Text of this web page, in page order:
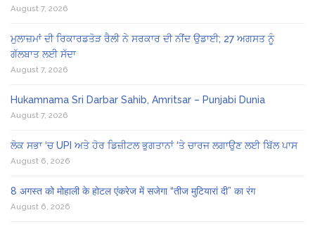
August 7, 2026
ਮੁਲਾਜ਼ਮਾਂ ਦੀ ਰਿਕਾਰਡਤੋੜ ਰੈਲੀ ਨੇ ਸਰਕਾਰ ਦੀ ਨੀਂਦ ਉਡਾਈ; 27 ਅਗਸਤ ਨੂੰ
ਗੱਲਬਾਤ ਲਈ ਸੱਦਾ
August 7, 2026
Hukamnama Sri Darbar Sahib, Amritsar – Punjabi Dunia
August 7, 2026
ਲੋਕ ਸਭਾ ‘ਚ UPI ਅਤੇ ਹੋਰ ਡਿਜ਼ੀਟਲ ਭੁਗਤਾਨਾਂ ‘ਤੇ ਚਾਰਜ ਲਗਾਉਣ ਲਈ ਬਿੱਲ ਪਾਸ
August 6, 2026
8 अगस्त को मोहाली के होटल एंकरेज में सजेगा “तीज मुटियारां दी” का रंग
August 6, 2026